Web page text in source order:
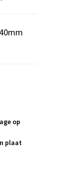
op
plaat